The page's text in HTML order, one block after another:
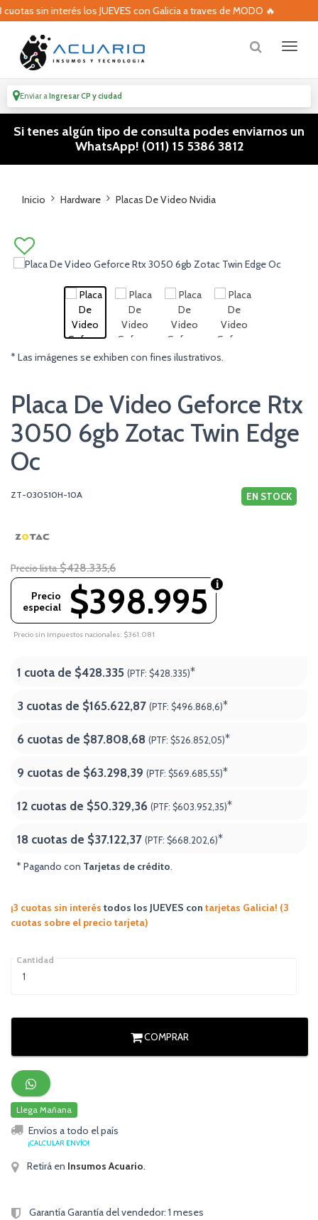
sin interés los JUEVES con Galicia a traves de MODO 🔥
Enviar aIngresar CP y ciudad
Si tenes algún tipo de consulta podes enviarnos un
WhatsApp! (011) 15 5386 3812
Inicio Hardware Placas De Video Nvidia
* Las imágenes se exhiben con fines ilustrativos.
Placa De Video Geforce Rtx
3050 6gb Zotac Twin Edge
Oc
ZT-030510H-10A EN STOCK
Precio lista $428.335,6
$398.995
Precio
especial
Precio sin impuestos nacionales: $361.081
1 cuota de $428.335 (PTF: $428.335)*
3 cuotas de $165.622,87 (PTF: $496.868,6)*
6 cuotas de $87.808,68 (PTF: $526.852,05)*
9 cuotas de $63.298,39 (PTF: $569.685,55)*
12 cuotas de $50.329,36 (PTF: $603.952,35)*
18 cuotas de $37.122,37 (PTF: $668.202,6)*
* Pagando con Tarjetas de crédito.
¡3 cuotas sin interés todos los JUEVES con tarjetas Galicia! (3
cuotas sobre el precio tarjeta)
Cantidad
COMPRAR
Llega Mañana
Envíos a todo el país
¡CALCULAR ENVÍO!
Retirá en Insumos Acuario.
Garantía Garantía del vendedor: 1 meses